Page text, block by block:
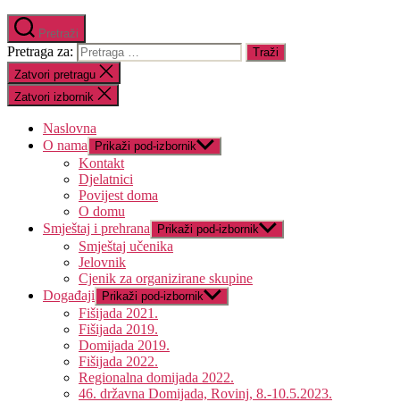
Pretraži
Pretraga za:
Zatvori pretragu
Zatvori izbornik
Naslovna
O nama
Prikaži pod-izbornik
Kontakt
Djelatnici
Povijest doma
O domu
Smještaj i prehrana
Prikaži pod-izbornik
Smještaj učenika
Jelovnik
Cjenik za organizirane skupine
Događaji
Prikaži pod-izbornik
Fišijada 2021.
Fišijada 2019.
Domijada 2019.
Fišijada 2022.
Regionalna domijada 2022.
46. državna Domijada, Rovinj, 8.-10.5.2023.